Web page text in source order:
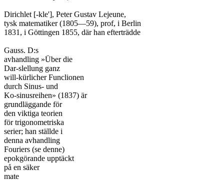
Dirichlet [-kle'], Peter Gustav Lejeune,
tysk matematiker (1805—59), prof, i Berlin
1831, i Göttingen 1855, där han efterträdde
Gauss. D:s
avhandling »Über die
Dar-slellung ganz
will-kürlicher Funclionen
durch Sinus- und
Ko-sinusreihen» (1837) är
grundläggande för
den viktiga teorien
för trigonometriska
serier; han ställde i
denna avhandling
Fouriers (se denne)
epokgörande upptäckt
på en säker
mate